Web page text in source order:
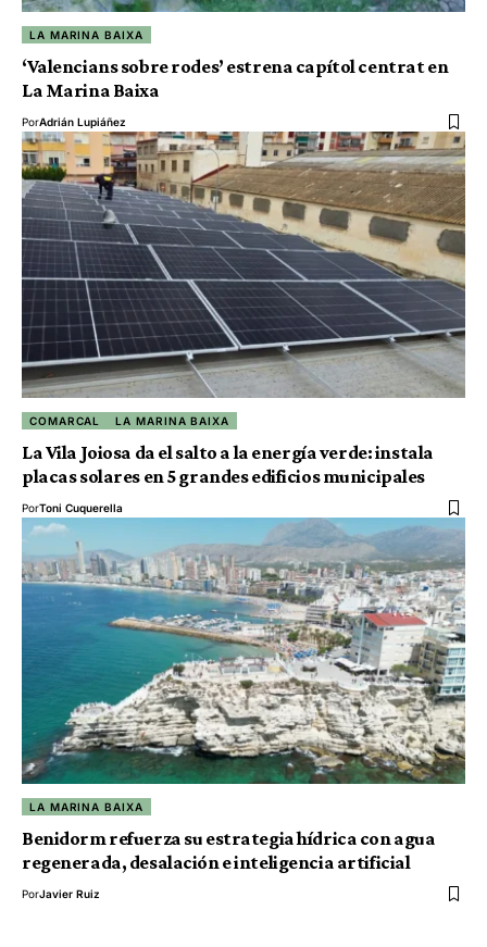
LA MARINA BAIXA
‘Valencians sobre rodes’ estrena capítol centrat en
La Marina Baixa
PorAdrián Lupiáñez
COMARCAL LA MARINA BAIXA
La Vila Joiosa da el salto a la energía verde: instala
placas solares en 5 grandes edificios municipales
PorToni Cuquerella
LA MARINA BAIXA
Benidorm refuerza su estrategia hídrica con agua
regenerada, desalación e inteligencia artificial
PorJavier Ruiz